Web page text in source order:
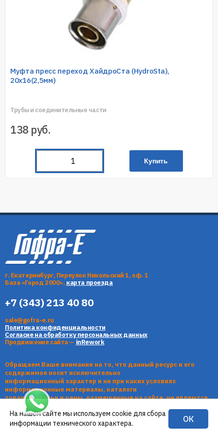
Муфта пресс переход ХайдроСта (HydroSta),
20х16(2,5мм)
Трубы и соединительные части
138 руб.
Купить
г. Екатеринбург, Переулок Никольский 1, оф. 1
База «Город 2000», карта проезда
+7 (343) 213 40 80
sale@gofra-e.ru
Политика конфиденциальности
Согласие на обработку персональных данных
Продвижение сайта — inRework
Обращаем Ваше внимание на то, что данный ресурс и его
содержимое носит исключительно
информационный характер и ни при каких условиях
информационные материалы, каталоги
товаров, статьи и цены, размещенные на сайте, не являются
публичной офертой, определяемой
положениями Статьи 437 Гражданского кодекса РФ.
На нашем сайте мы используем cookie для сбора
информации технического характера.
ОК